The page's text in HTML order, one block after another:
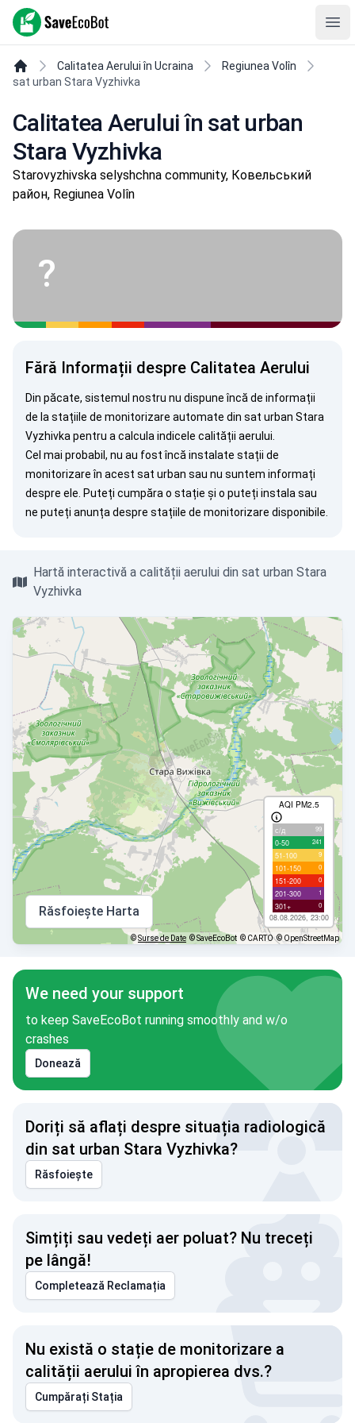
SaveEcoBot
Calitatea Aerului în Ucraina
Regiunea Volîn
sat urban Stara Vyzhivka
Calitatea Aerului în sat urban
Stara Vyzhivka
Starovyzhivska selyshchna community, Ковельський
район, Regiunea Volîn
?
Fără Informații despre Calitatea Aerului
Din păcate, sistemul nostru nu dispune încă de informații
de la stațiile de monitorizare automate din sat urban Stara
Vyzhivka pentru a calcula indicele calității aerului.
Cel mai probabil, nu au fost încă instalate stații de
monitorizare în acest sat urban sau nu suntem informați
despre ele. Puteți cumpăra o stație și o puteți instala sau
ne puteți anunța despre stațiile de monitorizare disponibile.
Hartă interactivă a calității aerului din sat urban Stara
Vyzhivka
AQI PM2.5
с/д 99
0-50 241
51-100 9
101-150 0
151-200 0
201-300 1
301+ 0
08.08.2026, 23:00
Răsfoiește Harta
©Surse de Date © SaveEcoBot © CARTO © OpenStreetMap
We need your support
to keep SaveEcoBot running smoothly and w/o
crashes
Donează
Doriți să aflați despre situația radiologică
din sat urban Stara Vyzhivka?
Răsfoiește
Simțiți sau vedeți aer poluat? Nu treceți
pe lângă!
Completează Reclamația
Nu există o stație de monitorizare a
calității aerului în apropierea dvs.?
Cumpărați Stația